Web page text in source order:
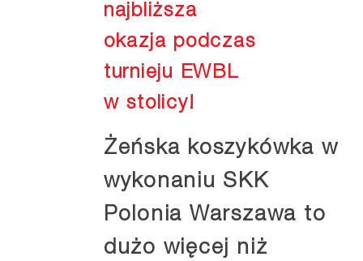
najbliższa
okazja podczas
turnieju EWBL
w stolicy!
Żeńska koszykówka w
wykonaniu SKK
Polonia Warszawa to
dużo więcej niż